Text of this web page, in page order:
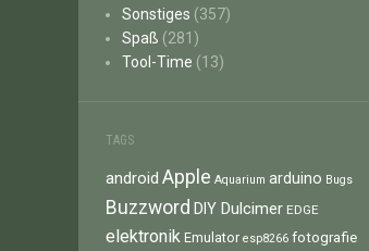
Sonstiges (357)
Spaß (281)
Tool-Time (13)
TAGS
android Apple Aquarium arduino Bugs
Buzzword DIY Dulcimer EDGE
elektronik Emulator esp8266 fotografie